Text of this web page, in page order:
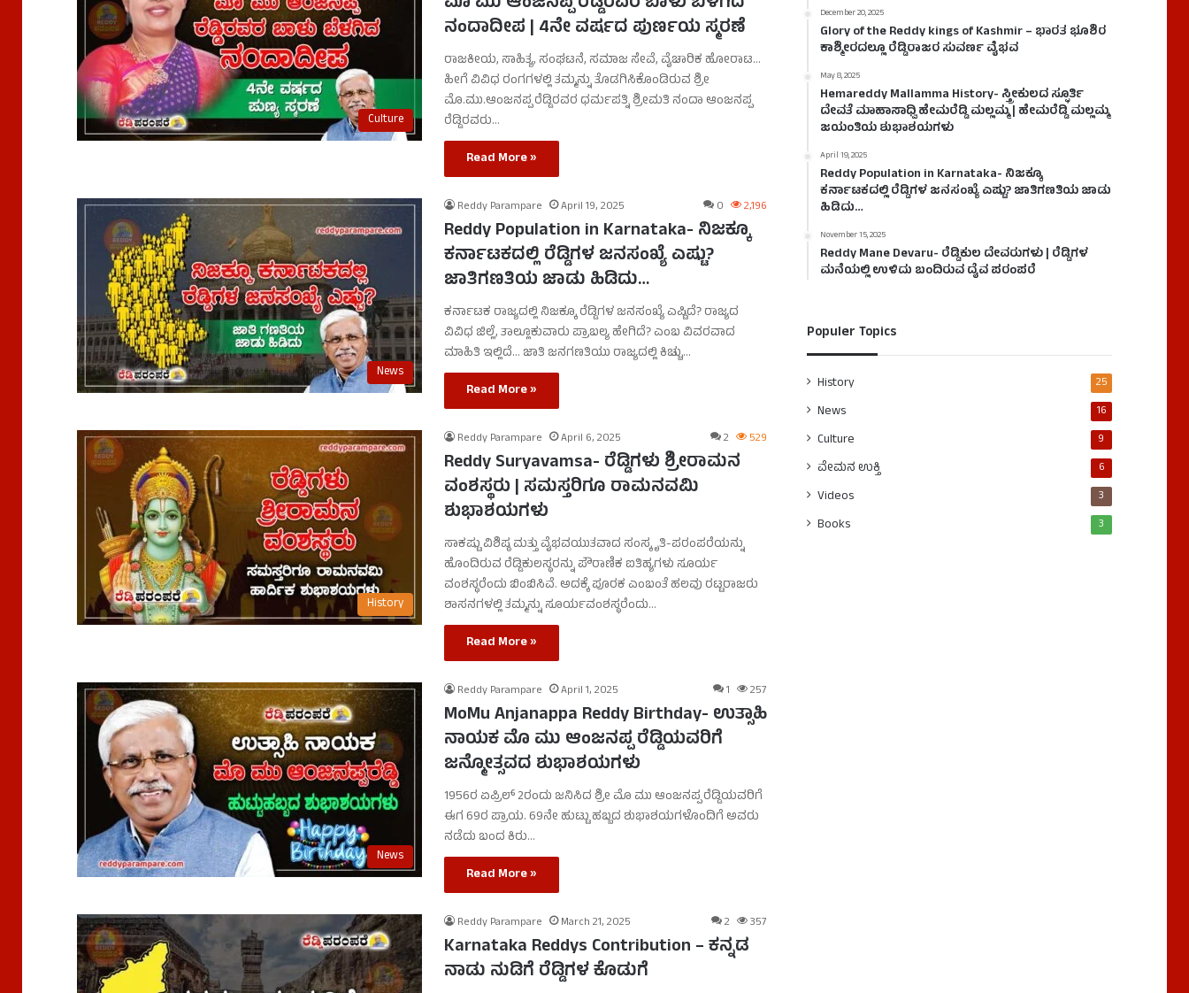
Culture
ನಂದಾದೀಪ | 4ನೇ ವರ್ಷದ ಪುರ್ಣಯ ಸ್ಮರಣೆ
ರಾಜಕೀಯ, ಸಾಹಿತ್ಯ, ಸಂಘಟನೆ, ಸಮಾಜ ಸೇವೆ, ವೈಚಾರಿಕ ಹೋರಾಟ…
ಹೀಗೆ ವಿವಿಧ ರಂಗಗಳಲ್ಲಿ ತಮ್ಮನ್ನು ತೊಡಗಿಸಿಕೊಂಡಿರುವ ಶ್ರೀ
ಮೊ.ಮು.ಆಂಜನಪ್ಪ ರೆಡ್ಡಿರವರ ಧರ್ಮಪತ್ನಿ ಶ್ರೀಮತಿ ನಂದಾ ಆಂಜನಪ್ಪ
ರೆಡ್ಡಿರವರು…
Read More »
News
Reddy Parampare April 19, 2025 0 2,196
Reddy Population in Karnataka- ನಿಜಕ್ಕೂ
ಕರ್ನಾಟಕದಲ್ಲಿ ರೆಡ್ಡಿಗಳ ಜನಸಂಖ್ಯೆ ಎಷ್ಟು?
ಜಾತಿಗಣತಿಯ ಜಾಡು ಹಿಡಿದು…
ಕರ್ನಾಟಕ ರಾಜ್ಯದಲ್ಲಿ ನಿಜಕ್ಕೂ ರೆಡ್ಡಿಗಳ ಜನಸಂಖ್ಯೆ ಎಷ್ಟಿದೆ? ರಾಜ್ಯದ
ವಿವಿಧ ಜಿಲ್ಲೆ, ತಾಲ್ಲೂಕುವಾರು ಪ್ರಾಬಲ್ಯ ಹೇಗಿದೆ? ಎಂಬ ವಿವರವಾದ
ಮಾಹಿತಿ ಇಲ್ಲಿದೆ… ಜಾತಿ ಜನಗಣತಿಯು ರಾಜ್ಯದಲ್ಲಿ ಕಿಚ್ಚು…
Read More »
History
Reddy Parampare April 6, 2025 2 529
Reddy Suryavamsa- ರೆಡ್ಡಿಗಳು ಶ್ರೀರಾಮನ
ವಂಶಸ್ಥರು | ಸಮಸ್ತರಿಗೂ ರಾಮನವಮಿ
ಶುಭಾಶಯಗಳು
ಸಾಕಷ್ಟು ವಿಶಿಷ್ಠ ಮತ್ತು ವೈಭವಯುತವಾದ ಸಂಸ್ಕೃತಿ-ಪರಂಪರೆಯನ್ನು
ಹೊಂದಿರುವ ರೆಡ್ಡಿಕುಲಸ್ಥರನ್ನು ಪೌರಾಣಿಕ ಐತಿಹ್ಯಗಳು ಸೂರ್ಯ
ವಂಶಸ್ಥರೆಂದು ಬಿಂಬಿಸಿವೆ. ಅದಕ್ಕೆ ಪೂರಕ ಎಂಬಂತೆ ಹಲವು ರಟ್ಟರಾಜರು
ಶಾಸನಗಳಲ್ಲಿ ತಮ್ಮನ್ನು ಸೂರ್ಯವಂಶಸ್ಥರೆಂದು…
Read More »
News
Reddy Parampare April 1, 2025 1 257
MoMu Anjanappa Reddy Birthday- ಉತ್ಸಾಹಿ
ನಾಯಕ ಮೊ ಮು ಆಂಜನಪ್ಪ ರೆಡ್ಡಿಯವರಿಗೆ
ಜನ್ಮೋತ್ಸವದ ಶುಭಾಶಯಗಳು
1956ರ ಏಪ್ರಿಲ್ 2ರಂದು ಜನಿಸಿದ ಶ್ರೀ ಮೊ ಮು ಆಂಜನಪ್ಪ ರೆಡ್ಡಿಯವರಿಗೆ
ಈಗ 69ರ ಪ್ರಾಯ. 69ನೇ ಹುಟ್ಟು ಹಬ್ಬದ ಶುಭಾಶಯಗಳೊಂದಿಗೆ ಅವರು
ನಡೆದು ಬಂದ ಕಿರು…
Read More »
Reddy Parampare March 21, 2025 2 357
Karnataka Reddys Contribution – ಕನ್ನಡ
ನಾಡು ನುಡಿಗೆ ರೆಡ್ಡಿಗಳ ಕೊಡುಗೆ
December 20, 2025
Glory of the Reddy kings of Kashmir – ಭಾರತ ಭೂಶಿರ
ಕಾಶ್ಮೀರದಲ್ಲೂ ರೆಡ್ಡಿರಾಜರ ಸುವರ್ಣ ವೈಭವ
May 8, 2025
Hemareddy Mallamma History- ಸ್ತ್ರೀಕುಲದ ಸ್ಫೂರ್ತಿ
ದೇವತೆ ಮಾಹಾಸಾಧ್ವಿ ಹೇಮರೆಡ್ಡಿ ಮಲ್ಲಮ್ಮ | ಹೇಮರೆಡ್ಡಿ ಮಲ್ಲಮ್ಮ
ಜಯಂತಿಯ ಶುಭಾಶಯಗಳು
April 19, 2025
Reddy Population in Karnataka- ನಿಜಕ್ಕೂ
ಕರ್ನಾಟಕದಲ್ಲಿ ರೆಡ್ಡಿಗಳ ಜನಸಂಖ್ಯೆ ಎಷ್ಟು? ಜಾತಿಗಣತಿಯ ಜಾಡು
ಹಿಡಿದು…
November 15, 2025
Reddy Mane Devaru- ರೆಡ್ಡಿಕುಲ ದೇವರುಗಳು | ರೆಡ್ಡಿಗಳ
ಮನೆಯಲ್ಲಿ ಉಳಿದು ಬಂದಿರುವ ದೈವ ಪರಂಪರೆ
Populer Topics
History 25
News 16
Culture 9
ವೇಮನ ಉಕ್ತಿ 6
Videos 3
Books 3